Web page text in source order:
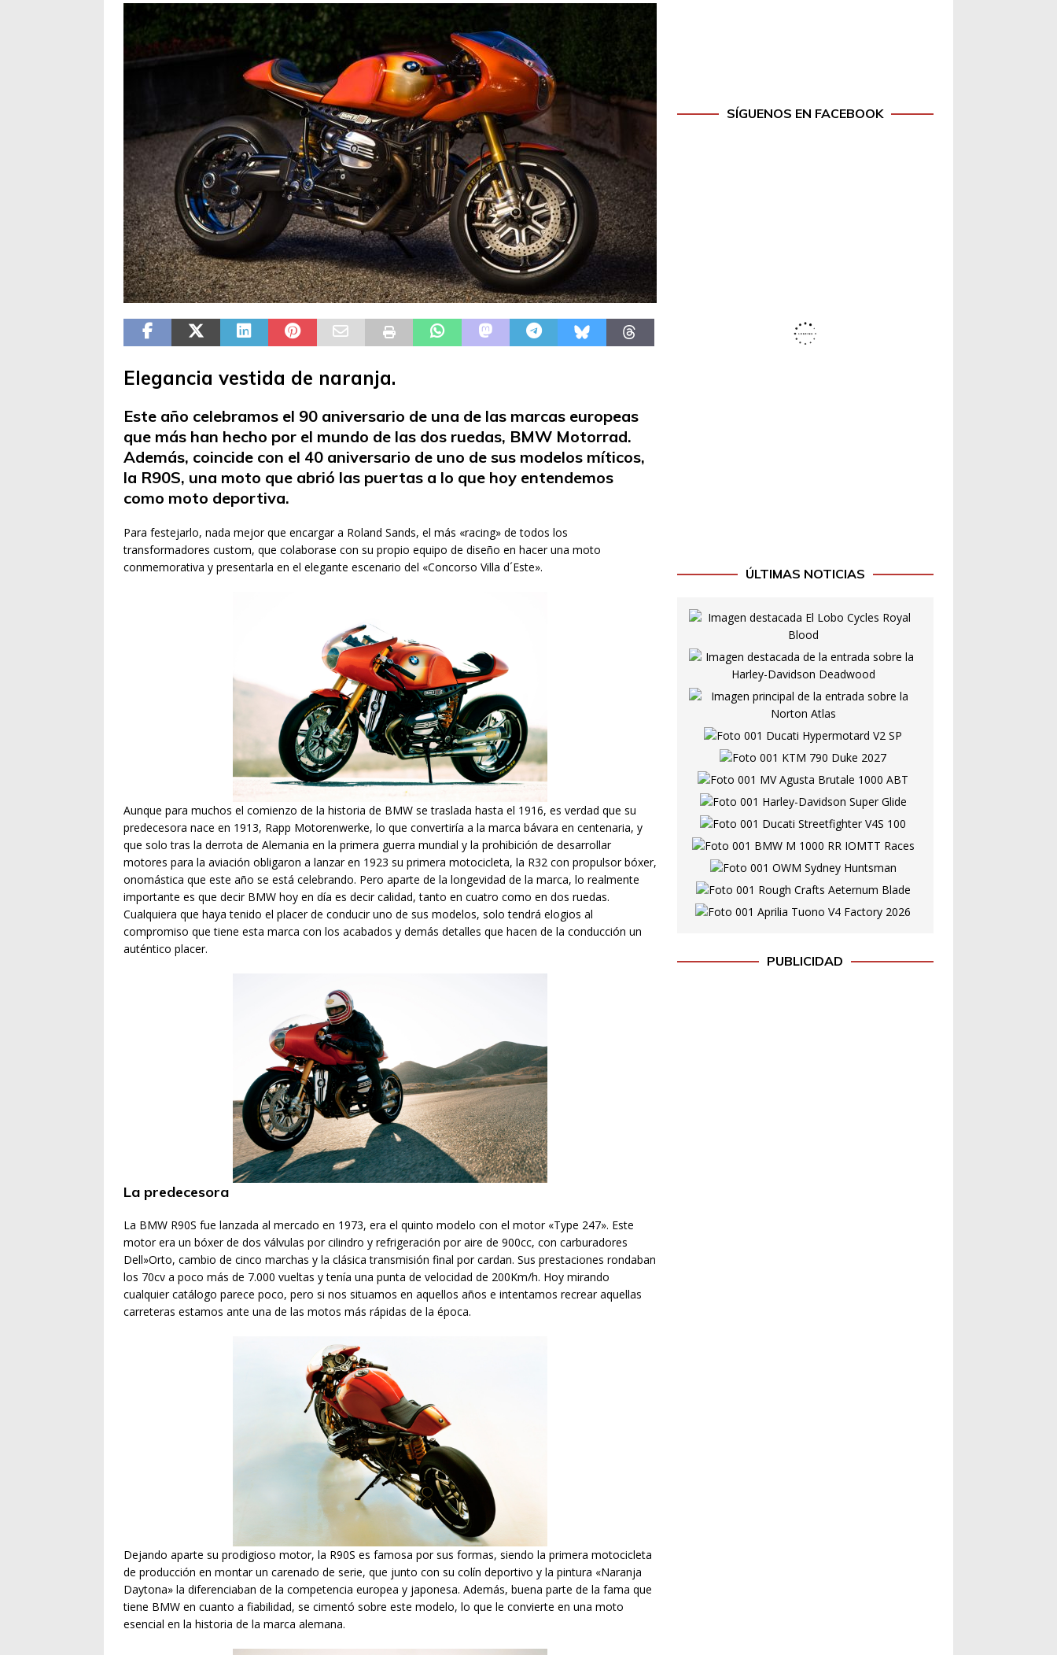
Elegancia vestida de naranja.
Este año celebramos el 90 aniversario de una de las marcas europeas
que más han hecho por el mundo de las dos ruedas, BMW Motorrad.
Además, coincide con el 40 aniversario de uno de sus modelos míticos,
la R90S, una moto que abrió las puertas a lo que hoy entendemos
como moto deportiva.
Para festejarlo, nada mejor que encargar a Roland Sands, el más «racing» de todos los
transformadores custom, que colaborase con su propio equipo de diseño en hacer una moto
conmemorativa y presentarla en el elegante escenario del «Concorso Villa d´Este».
Aunque para muchos el comienzo de la historia de BMW se traslada hasta el 1916, es verdad que su
predecesora nace en 1913, Rapp Motorenwerke, lo que convertiría a la marca bávara en centenaria, y
que solo tras la derrota de Alemania en la primera guerra mundial y la prohibición de desarrollar
motores para la aviación obligaron a lanzar en 1923 su primera motocicleta, la R32 con propulsor bóxer,
onomástica que este año se está celebrando. Pero aparte de la longevidad de la marca, lo realmente
importante es que decir BMW hoy en día es decir calidad, tanto en cuatro como en dos ruedas.
Cualquiera que haya tenido el placer de conducir uno de sus modelos, solo tendrá elogios al
compromiso que tiene esta marca con los acabados y demás detalles que hacen de la conducción un
auténtico placer.
La predecesora
La BMW R90S fue lanzada al mercado en 1973, era el quinto modelo con el motor «Type 247». Este
motor era un bóxer de dos válvulas por cilindro y refrigeración por aire de 900cc, con carburadores
Dell»Orto, cambio de cinco marchas y la clásica transmisión final por cardan. Sus prestaciones rondaban
los 70cv a poco más de 7.000 vueltas y tenía una punta de velocidad de 200Km/h. Hoy mirando
cualquier catálogo parece poco, pero si nos situamos en aquellos años e intentamos recrear aquellas
carreteras estamos ante una de las motos más rápidas de la época.
Dejando aparte su prodigioso motor, la R90S es famosa por sus formas, siendo la primera motocicleta
de producción en montar un carenado de serie, que junto con su colín deportivo y la pintura «Naranja
Daytona» la diferenciaban de la competencia europea y japonesa. Además, buena parte de la fama que
tiene BMW en cuanto a fiabilidad, se cimentó sobre este modelo, lo que le convierte en una moto
esencial en la historia de la marca alemana.
SÍGUENOS EN FACEBOOK
ÚLTIMAS NOTICIAS
PUBLICIDAD